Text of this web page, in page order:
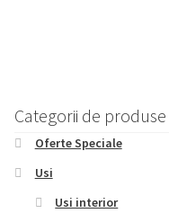
Categorii de produse
Oferte Speciale
Usi
Usi interior